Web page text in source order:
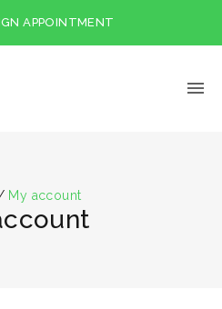
APPOINTMENT
My account